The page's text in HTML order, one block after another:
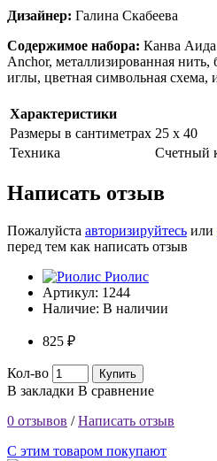
Дизайнер: Галина Скабеева
Содержимое набора: Канва Аида
Anchor, металлизированная
иглы, цветная символьная схема,
Характеристики
Размеры в сантиметрах 25 х 40
Техника
Счетный
Написать отзыв
Пожалуйста авторизируйтесь или
перед тем как написать отзыв
Риолис
Артикул: 1244
Наличие: В наличии
825 ₽
Кол-во Купить
В закладки В сравнение
0 отзывов /Написать отзыв
С этим товаром покупают